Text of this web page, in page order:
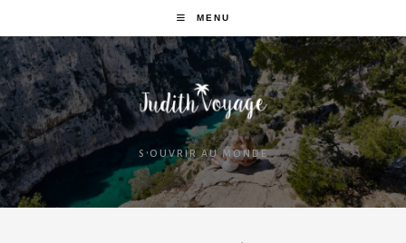
MENU
S'OUVRIR AU MONDE